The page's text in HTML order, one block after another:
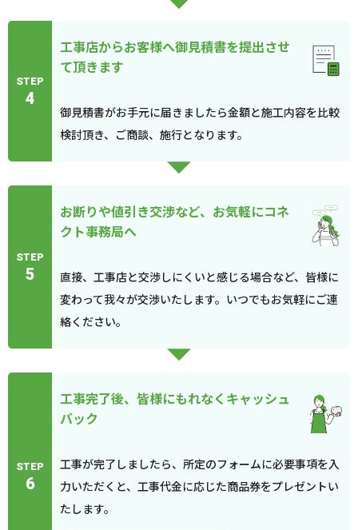
STEP
4
工事店からお客様へ御見積書を提出させ
て頂きます
御見積書がお手元に届きましたら金額と施工内容を比較
検討頂き、ご商談、施行となります。
STEP
5
お断りや値引き交渉など、お気軽にコネ
クト事務局へ
直接、工事店と交渉しにくいと感じる場合など、皆様に
変わって我々が交渉いたします。いつでもお気軽にご連
絡ください。
STEP
6
工事完了後、皆様にもれなくキャッシュ
バック
工事が完了しましたら、所定のフォームに必要事項を入
力いただくと、工事代金に応じた商品券をプレゼントい
たします。